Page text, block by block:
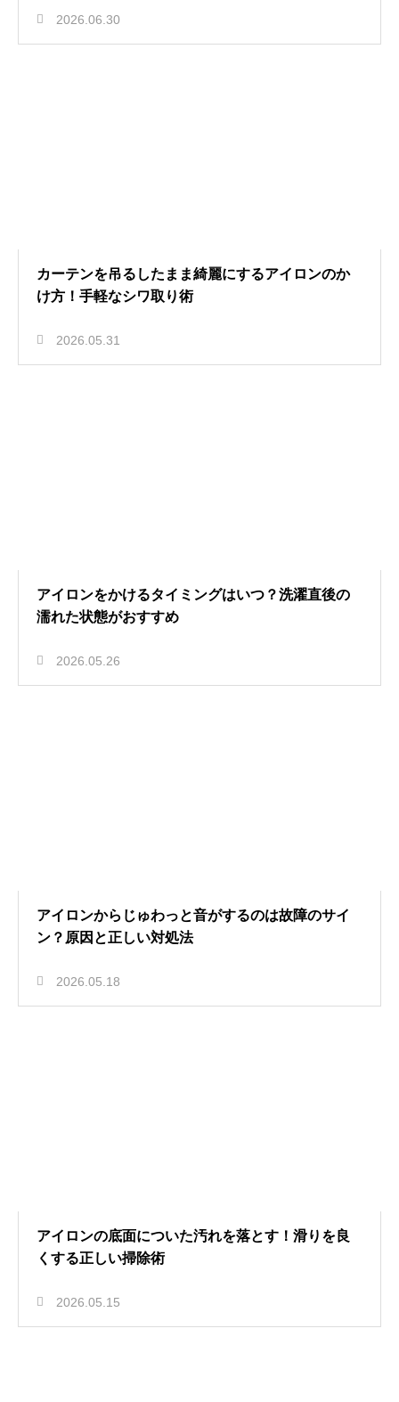
2026.06.30
カーテンを吊るしたまま綺麗にするアイロンのか
け方！手軽なシワ取り術
2026.05.31
アイロンをかけるタイミングはいつ？洗濯直後の
濡れた状態がおすすめ
2026.05.26
アイロンからじゅわっと音がするのは故障のサイ
ン？原因と正しい対処法
2026.05.18
アイロンの底面についた汚れを落とす！滑りを良
くする正しい掃除術
2026.05.15